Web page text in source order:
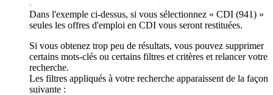
Dans l'exemple ci-dessus, si vous sélectionnez « CDI (941) »
seules les offres d'emploi en CDI vous seront restituées.
Si vous obtenez trop peu de résultats, vous pouvez supprimer
certains mots-clés ou certains filtres et critères et relancer votre
recherche.
Les filtres appliqués à votre recherche apparaissent de la façon
suivante :